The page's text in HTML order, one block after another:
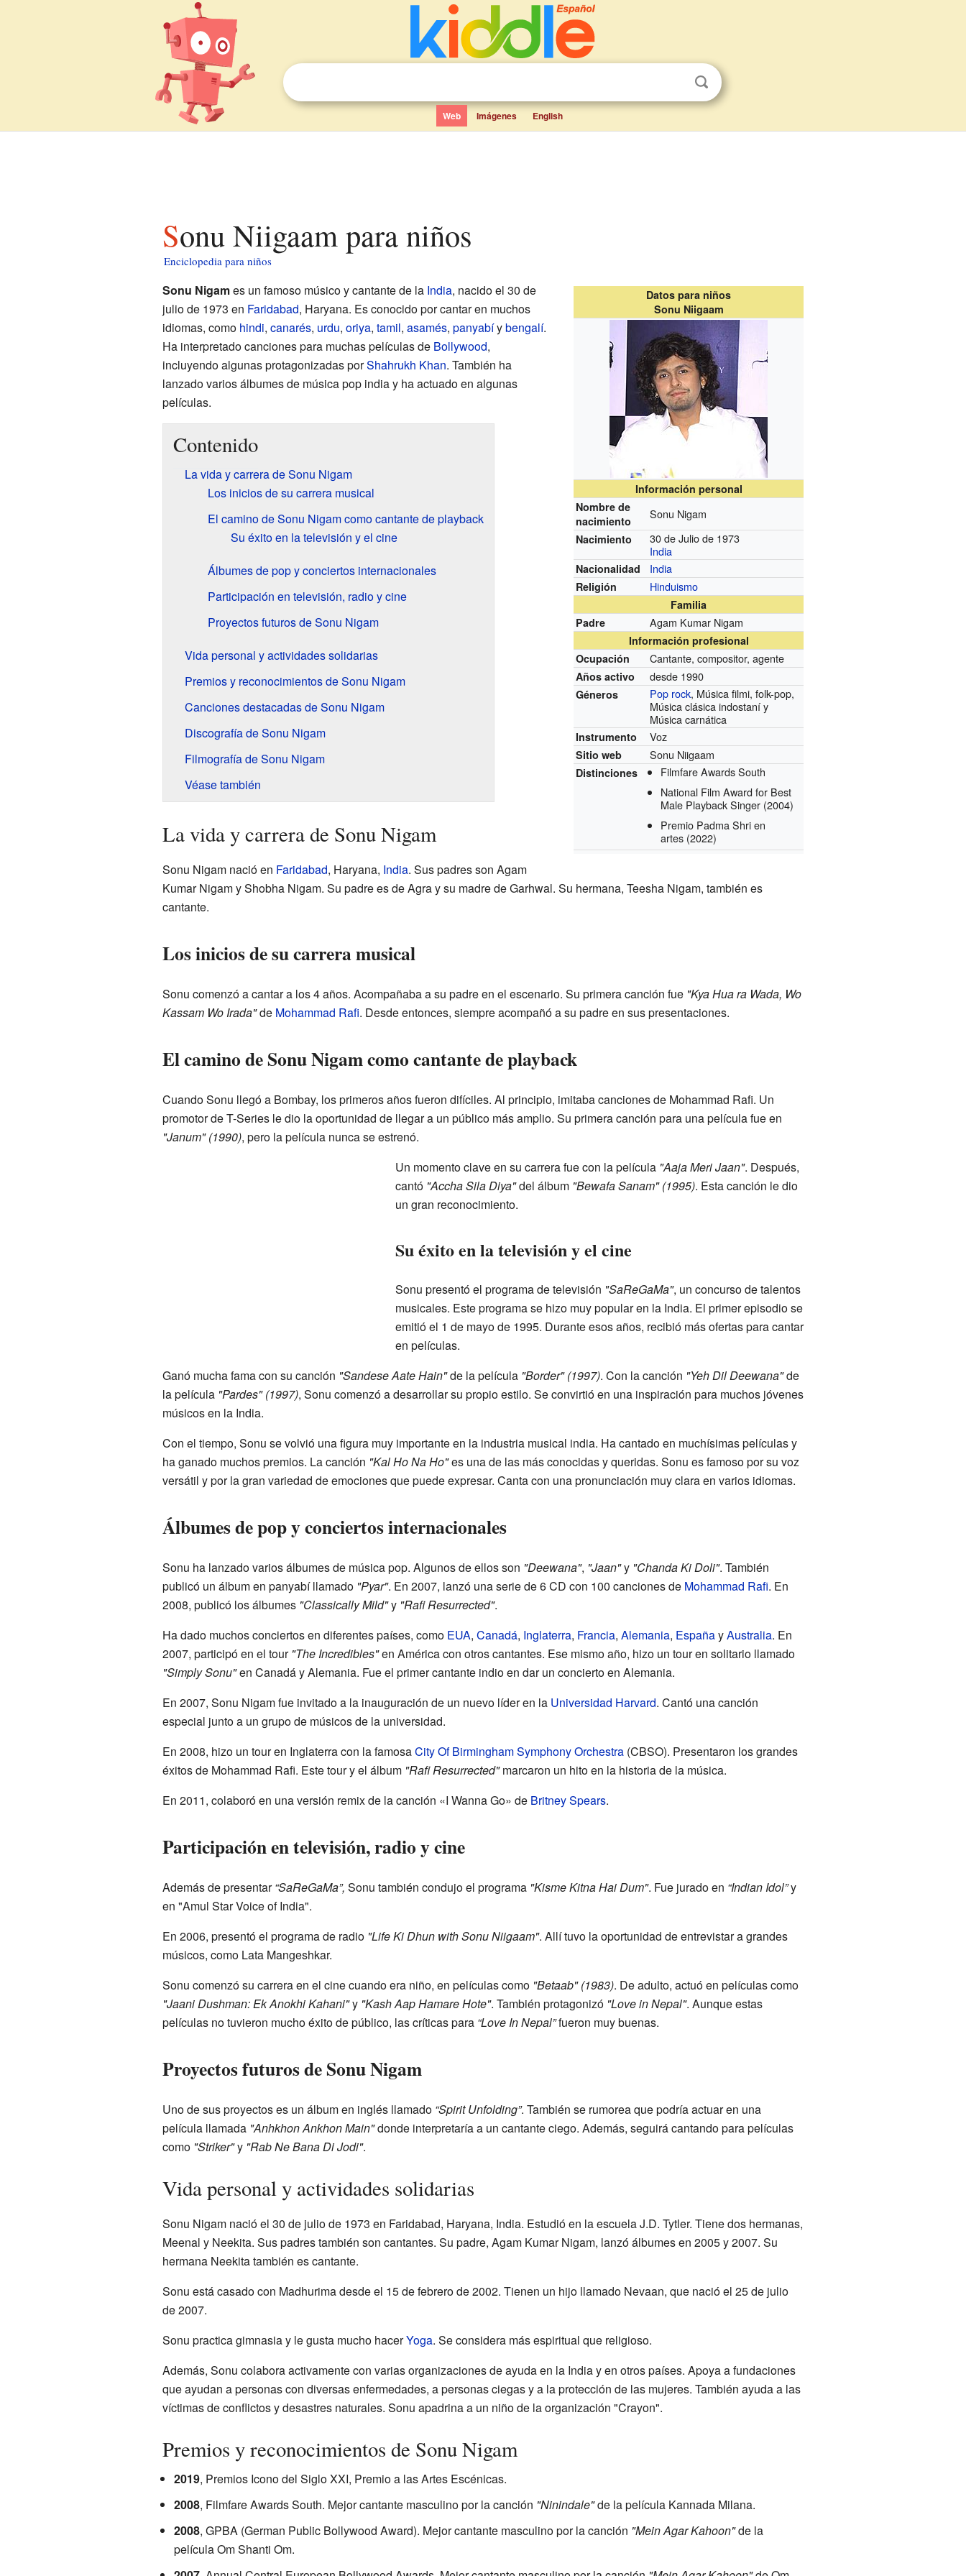
Web Imágenes English
Sonu Niigaam para niños
Enciclopedia para niños
Datos para niños
Sonu Niigaam
Información personal
Nombre de
nacimiento
Sonu Nigam
Nacimiento
30 de Julio de 1973
India
Nacionalidad India
Religión Hinduismo
Familia
Padre
Agam Kumar Nigam
Información profesional
Ocupación
Cantante, compositor, agente
Años activo desde 1990
Géneros Pop rock, Música filmi, folk-pop,
Música clásica indostaní y
Música carnática
Instrumento Voz
Sitio web Sonu Niigaam
Distinciones
Filmfare Awards South
National Film Award for Best
Male Playback Singer (2004)
Premio Padma Shri en
artes (2022)
Sonu Nigames un famoso músico y cantante de la India, nacido el 30 de
julio de 1973 en Faridabad, Haryana. Es conocido por cantar en muchos
idiomas, como hindi, canarés, urdu, oriya, tamil, asamés, panyabíybengalí.
Ha interpretado canciones para muchas películas de Bollywood,
incluyendo algunas protagonizadas porShahrukh Khan. También ha
lanzado varios álbumes de música pop india y ha actuado en algunas
películas.
Contenido
La vida y carrera de Sonu Nigam
Los inicios de su carrera musical
El camino de Sonu Nigam como cantante de playback
Su éxito en la televisión y el cine
Álbumes de pop y conciertos internacionales
Participación en televisión, radio y cine
Proyectos futuros de Sonu Nigam
Vida personal y actividades solidarias
Premios y reconocimientos de Sonu Nigam
Canciones destacadas de Sonu Nigam
Discografía de Sonu Nigam
Filmografía de Sonu Nigam
Véase también
La vida y carrera de Sonu Nigam
Sonu Nigam nació en Faridabad, Haryana, India. Sus padres son Agam
Kumar Nigam y Shobha Nigam. Su padre es de Agra y su madre de Garhwal. Su hermana, Teesha Nigam, también es
cantante.
Los inicios de su carrera musical
Sonu comenzó a cantar a los 4 años. Acompañaba a su padre en el escenario. Su primera canción fue "Kya Hua ra Wada, Wo
Kassam Wo Irada"de Mohammad Rafi. Desde entonces, siempre acompañó a su padre en sus presentaciones.
El camino de Sonu Nigam como cantante de playback
Cuando Sonu llegó a Bombay, los primeros años fueron difíciles. Al principio, imitaba canciones de Mohammad Rafi. Un
promotor de T-Series le dio la oportunidad de llegar a un público más amplio. Su primera canción para una película fue en
"Janum" (1990), pero la película nunca se estrenó.
Un momento clave en su carrera fue con la película "Aaja Meri Jaan". Después,
cantó "Accha Sila Diya"del álbum "Bewafa Sanam" (1995). Esta canción le dio
un gran reconocimiento.
Su éxito en la televisión y el cine
Sonu presentó el programa de televisión "SaReGaMa", un concurso de talentos
musicales. Este programa se hizo muy popular en la India. El primer episodio se
emitió el 1 de mayo de 1995. Durante esos años, recibió más ofertas para cantar
en películas.
Ganó mucha fama con su canción "Sandese Aate Hain"de la película "Border" (1997). Con la canción "Yeh Dil Deewana"de
la película "Pardes" (1997), Sonu comenzó a desarrollar su propio estilo. Se convirtió en una inspiración para muchos jóvenes
músicos en la India.
Con el tiempo, Sonu se volvió una figura muy importante en la industria musical india. Ha cantado en muchísimas películas y
ha ganado muchos premios. La canción "Kal Ho Na Ho"es una de las más conocidas y queridas. Sonu es famoso por su voz
versátil y por la gran variedad de emociones que puede expresar. Canta con una pronunciación muy clara en varios idiomas.
Álbumes de pop y conciertos internacionales
Sonu ha lanzado varios álbumes de música pop. Algunos de ellos son "Deewana", "Jaan"y "Chanda Ki Doli". También
publicó un álbum en panyabí llamado "Pyar". En 2007, lanzó una serie de 6 CD con 100 canciones de Mohammad Rafi. En
2008, publicó los álbumes "Classically Mild"y "Rafi Resurrected".
Ha dado muchos conciertos en diferentes países, como EUA, Canadá, Inglaterra, Francia, Alemania, EspañayAustralia. En
2007, participó en el tour "The Incredibles"en América con otros cantantes. Ese mismo año, hizo un tour en solitario llamado
"Simply Sonu"en Canadá y Alemania. Fue el primer cantante indio en dar un concierto en Alemania.
En 2007, Sonu Nigam fue invitado a la inauguración de un nuevo líder en la Universidad Harvard. Cantó una canción
especial junto a un grupo de músicos de la universidad.
En 2008, hizo un tour en Inglaterra con la famosaCity Of Birmingham Symphony Orchestra(CBSO). Presentaron los grandes
éxitos de Mohammad Rafi. Este tour y el álbum "Rafi Resurrected"marcaron un hito en la historia de la música.
En 2011, colaboró en una versión remix de la canción «I Wanna Go» de Britney Spears.
Participación en televisión, radio y cine
Además de presentar“SaReGaMa”, Sonu también condujo el programa "Kisme Kitna Hai Dum". Fue jurado en “Indian Idol”y
en "Amul Star Voice of India".
En 2006, presentó el programa de radio "Life Ki Dhun with Sonu Niigaam". Allí tuvo la oportunidad de entrevistar a grandes
músicos, como Lata Mangeshkar.
Sonu comenzó su carrera en el cine cuando era niño, en películas como "Betaab" (1983). De adulto, actuó en películas como
"Jaani Dushman: Ek Anokhi Kahani"y "Kash Aap Hamare Hote". También protagonizó "Love in Nepal". Aunque estas
películas no tuvieron mucho éxito de público, las críticas para “Love In Nepal”fueron muy buenas.
Proyectos futuros de Sonu Nigam
Uno de sus proyectos es un álbum en inglés llamado “Spirit Unfolding”. También se rumorea que podría actuar en una
película llamada "Anhkhon Ankhon Main"donde interpretaría a un cantante ciego. Además, seguirá cantando para películas
como "Striker"y "Rab Ne Bana Di Jodi".
Vida personal y actividades solidarias
Sonu Nigam nació el 30 de julio de 1973 en Faridabad, Haryana, India. Estudió en la escuela J.D. Tytler. Tiene dos hermanas,
Meenal y Neekita. Sus padres también son cantantes. Su padre, Agam Kumar Nigam, lanzó álbumes en 2005 y 2007. Su
hermana Neekita también es cantante.
Sonu está casado con Madhurima desde el 15 de febrero de 2002. Tienen un hijo llamado Nevaan, que nació el 25 de julio
de 2007.
Sonu practica gimnasia y le gusta mucho hacerYoga. Se considera más espiritual que religioso.
Además, Sonu colabora activamente con varias organizaciones de ayuda en la India y en otros países. Apoya a fundaciones
que ayudan a personas con diversas enfermedades, a personas ciegas y a la protección de las mujeres. También ayuda a las
víctimas de conflictos y desastres naturales. Sonu apadrina a un niño de la organización "Crayon".
Premios y reconocimientos de Sonu Nigam
2019, Premios Icono del Siglo XXI, Premio a las Artes Escénicas.
2008, Filmfare Awards South. Mejor cantante masculino por la canción "Ninindale"de la película Kannada Milana.
2008, GPBA (German Public Bollywood Award). Mejor cantante masculino por la canción "Mein Agar Kahoon"de la
película Om Shanti Om.